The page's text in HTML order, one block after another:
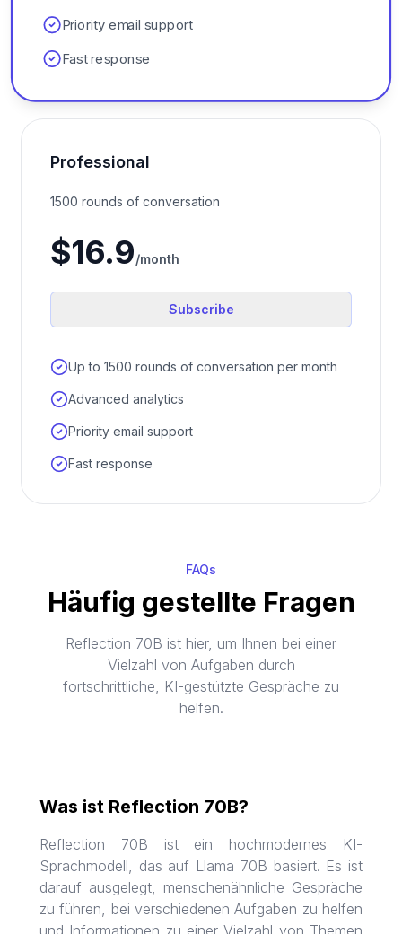
Priority email support
Fast response
Professional
1500 rounds of conversation
$16.9/month
Subscribe
Up to 1500 rounds of conversation per month
Advanced analytics
Priority email support
Fast response
FAQs
Häufig gestellte Fragen
Reflection 70B ist hier, um Ihnen bei einer
Vielzahl von Aufgaben durch
fortschrittliche, KI-gestützte Gespräche zu
helfen.
Was ist Reflection 70B?
Reflection 70B ist ein hochmodernes KI-
Sprachmodell, das auf Llama 70B basiert. Es ist
darauf ausgelegt, menschenähnliche Gespräche
zu führen, bei verschiedenen Aufgaben zu helfen
und Informationen zu einer Vielzahl von Themen